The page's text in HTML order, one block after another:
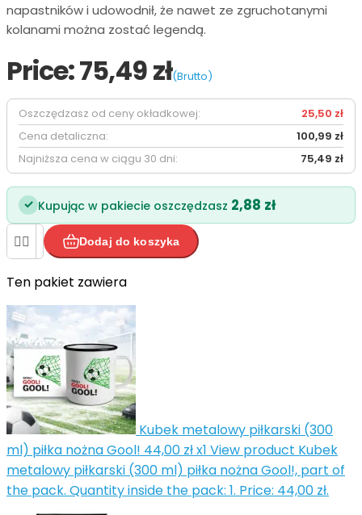
napastników i udowodnił, że nawet ze zgruchotanymi
kolanami można zostać legendą.
Price:75,49 zł(Brutto)
Oszczędzasz od ceny okładkowej:
25,50 zł
Cena detaliczna:
100,99 zł
Najniższa cena w ciągu 30 dni:
75,49 zł
✓ Kupując w pakiecie oszczędzasz 2,88 zł
 

Dodaj do koszyka
Ten pakiet zawiera
Kubek metalowy piłkarski (300
ml) piłka nożna Gool! 44,00 złx1 View product Kubek
metalowy piłkarski (300 ml) piłka nożna Gool!, part of
the pack. Quantity inside the pack: 1. Price: 44,00 zł.